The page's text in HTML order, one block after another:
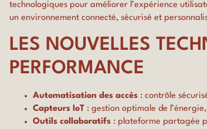
technologiques pour améliorer l’expérience
un environnement connecté, sécurisé et
LES NOUVELLES
PERFORMANCE
Automatisation des accès : contrôle
Capteurs IoT : gestion optimale de
Outils collaboratifs : plateforme partagée